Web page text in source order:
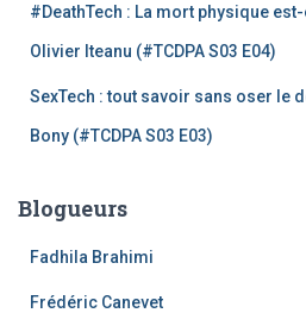
#DeathTech : La mort physique
Olivier Iteanu (#TCDPA S03 E04)
SexTech : tout savoir sans oser le
Bony (#TCDPA S03 E03)
Blogueurs
Fadhila Brahimi
Frédéric Canevet